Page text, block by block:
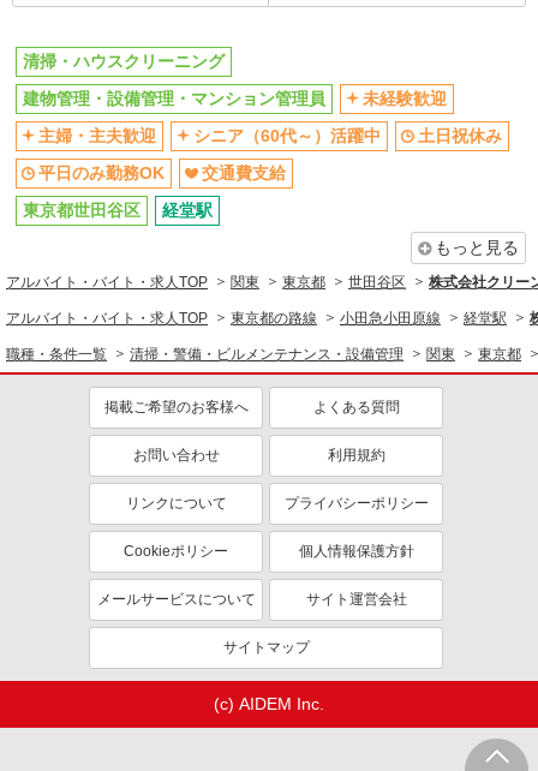
2ヶ月間は給与95％支給
昭和医科大学烏山病院（東京都世田谷区北烏山
6丁目11-11）
キープ 詳細を見る
パート
銀泉ビルパートナーズ株式会社（お仕事No.52）
時給1300円 ※残業なし
東京都世田谷区三軒茶屋2
キープ 詳細を見る
株式会社リジョイスカンパニー（115801）
大学病院の清掃
時給1300円以上 ※研修期間2ヶ月は時給95％
支給
昭和医科大学烏山病院（東京都世田谷区北烏山
6丁目11-11）
キープ 詳細を見る
業務委託
株式会社太陽ビルマネージメント
（報酬）月額78,880円＋交通費相当額全額
未経験歓迎
土日祝休み
交通費支給
清掃・ハウスクリーニング
建物管理・設備管理・マンション管理員
未経験歓迎
主婦・主夫歓迎
シニア（60代～）活躍中
土日祝休み
平日のみ勤務OK
交通費支給
東京都世田谷区
経堂駅
もっと見る
アルバイト・バイト・求人TOP 関東 東京都 世田谷区 株式会社クリー
アルバイト・バイト・求人TOP 東京都の路線 小田急小田原線 経堂駅
職種・条件一覧 清掃・警備・ビルメンテナンス・設備管理 関東 東京都
掲載ご希望のお客様へ よくある質問
お問い合わせ 利用規約
リンクについて プライバシーポリシー
Cookieポリシー 個人情報保護方針
メールサービスについて サイト運営会社
サイトマップ
(c) AIDEM Inc.